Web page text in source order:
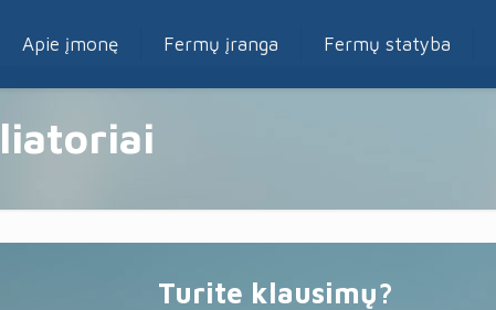
Apie įmonę Fermų įranga Fermų statyba
Turite klausimų?